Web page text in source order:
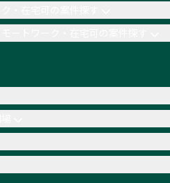
ートワーク・在宅可の案件探す